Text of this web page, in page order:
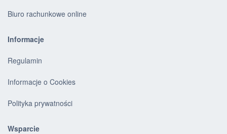
Biuro rachunkowe online
Informacje
Regulamin
Informacje o Cookies
Polityka prywatności
Wsparcie